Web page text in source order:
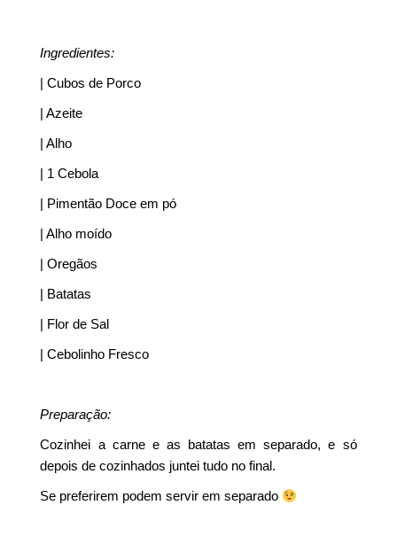
Ingredientes:
| Cubos de Porco
| Azeite
| Alho
| 1 Cebola
| Pimentão Doce em pó
| Alho moído
| Oregãos
| Batatas
| Flor de Sal
| Cebolinho Fresco
Preparação:
Cozinhei a carne e as batatas em separado, e só
depois de cozinhados juntei tudo no final.
Se preferirem podem servir em separado